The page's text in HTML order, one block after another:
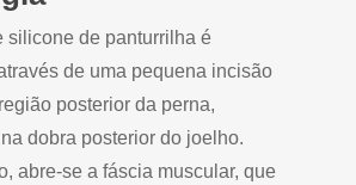
silicone de panturrilha é
de uma pequena incisão
posterior da perna,
dobra posterior do joelho.
abre-se a fáscia muscular, que